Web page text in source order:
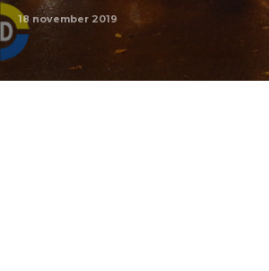
18 november 2019